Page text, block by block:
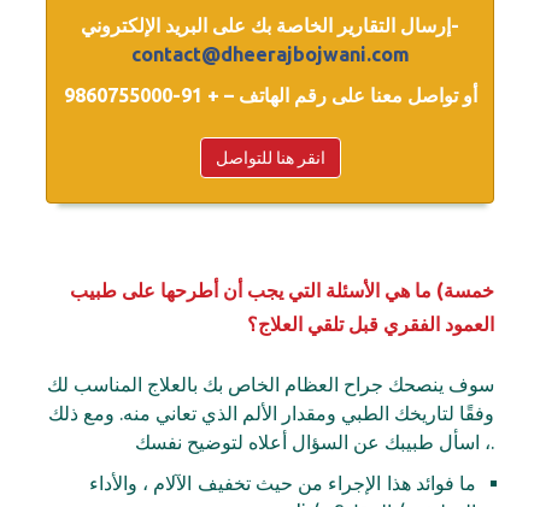
إرسال التقارير الخاصة بك على البريد الإلكتروني-
contact@dheerajbojwani.com
أو تواصل معنا على رقم الهاتف – + 91-9860755000
انقر هنا للتواصل
خمسة) ما هي الأسئلة التي يجب أن أطرحها على طبيب
العمود الفقري قبل تلقي العلاج؟
سوف ينصحك جراح العظام الخاص بك بالعلاج المناسب لك
وفقًا لتاريخك الطبي ومقدار الألم الذي تعاني منه. ومع ذلك
، اسأل طبيبك عن السؤال أعلاه لتوضيح نفسك.
ما فوائد هذا الإجراء من حيث تخفيف الآلام ، والأداء